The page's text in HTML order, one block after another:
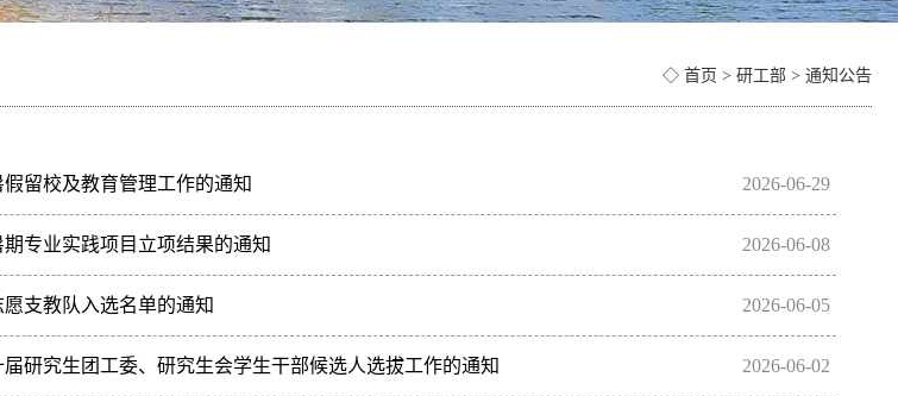
◇ 首页 > 研工部 > 通知公告
2026-06-29
留校及教育管理工作的通知
期研究生暑假留校及教育管理工作，确保校园安全稳定和研究生人身财产安全，现将有关事项和要求通知如
2026-06-08
专业实践项目立项结果的通知
培养拔尖创新人才、服务国家战略与区域发展的重要作用，进一步提升我校研究生专业素养与创新实践能
2026-06-05
支教队入选名单的通知
2026年研究生志愿支教队报名工作的通知》，经学生自荐、学院推荐、资格初审及现场面试综合评审，共评
2026-06-02
研究生团工委、研究生会学生干部候选人选拔工作的通知